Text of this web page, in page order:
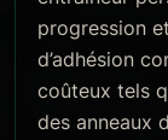
progression
d’adhésion
coûteux tels
des anneaux